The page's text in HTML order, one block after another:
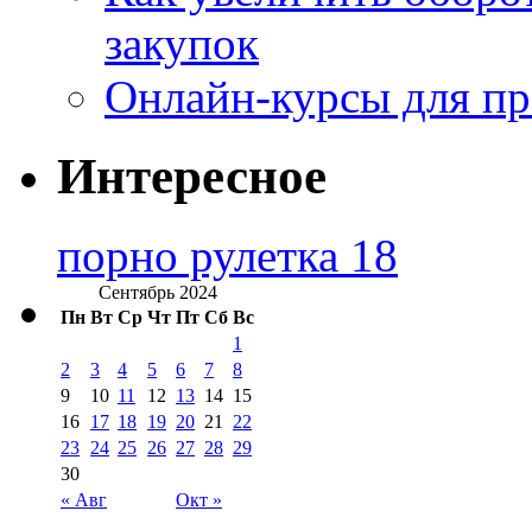
закупок
Онлайн-курсы для
Интересное
порно рулетка 18
Сентябрь 2024
Пн Вт Ср Чт Пт Сб Вс
« Авг Окт »
1
2
3 4 5 6 7
8
9
10 11 12 13 14 15
16 17 18 19 20 21
22
23 24 25 26 27 28 29
30